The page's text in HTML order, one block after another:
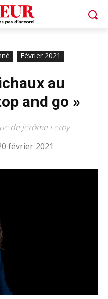
Février 2021
au
and go »
de Jérôme Leroy
février 2021